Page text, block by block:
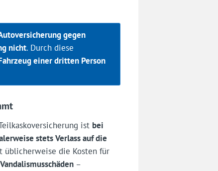
gegen
nicht. Durch diese
einer dritten Person
ist bei
stets Verlass auf die
üblicherweise die Kosten für
–